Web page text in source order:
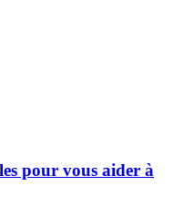
pour vous aider à